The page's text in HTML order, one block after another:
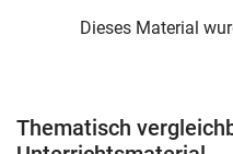
Dieses Material
Thematisch